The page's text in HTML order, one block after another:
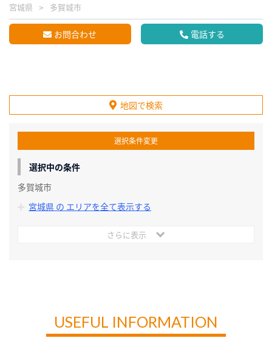
宮城県 多賀城市
お問合わせ 電話する
地図で検索
選択条件変更
選択中の条件
多賀城市
宮城県 の エリアを全て表示する
さらに表示
USEFUL INFORMATION